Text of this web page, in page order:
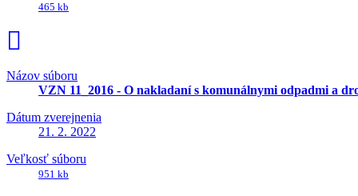
465 kb
Názov súboru
VZN 11_2016 - O nakladaní s komunálnymi odpadmi a
Dátum zverejnenia
21. 2. 2022
Veľkosť súboru
951 kb